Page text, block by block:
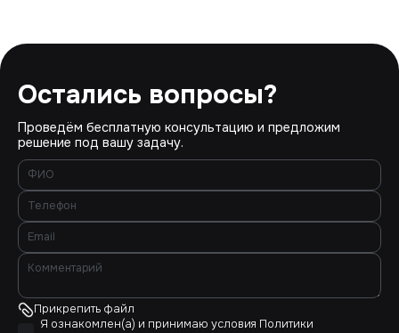
Остались вопросы?
Проведём бесплатную консультацию и предложим
решение под вашу задачу.
Прикрепить файл
Я ознакомлен(а) и принимаю условия Политики